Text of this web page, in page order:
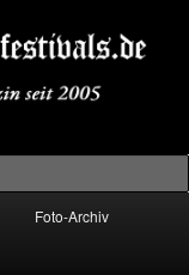
Foto-Archiv